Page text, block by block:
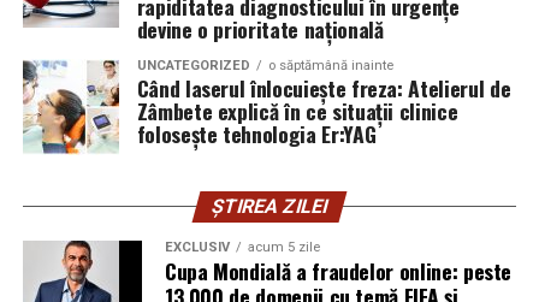
recomandări generale.
Sursa foto: aerconditionat12000btu.ro
online, dar uneori avem nevoie să vedem, să mirosim, să
În centrul Bucureștiului, mai exact în Sector 1, există un
spațiu care sfidează convențiile: Numinos nu este doar
un magazin, este și o cafenea. Și nu orice cafenea, ci una
în care poți savura o cafea bună în timp ce descoperi o
gamă întreagă de produse care îți vor parfuma viața.
E genul acela de loc în care intri pentru o cafea și rămâi
devine o prioritate națională
UNCATEGORIZED o săptămână inainte
Când laserul înlocuiește freza: Atelierul de
Zâmbete explică în ce situații clinice
folosește tehnologia Er:YAG
ȘTIREA ZILEI
EXCLUSIV acum 5 zile
Cupa Mondială a fraudelor online: peste
13.000 de domenii cu temă FIFA și